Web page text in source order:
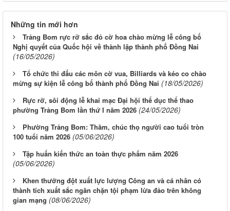
Những tin mới hơn
Trảng Bom rực rỡ sắc đỏ cờ hoa chào mừng lễ công bố
Nghị quyết của Quốc hội về thành lập thành phố Đồng Nai
(16/05/2026)
Tổ chức thi đấu các môn cờ vua, Billiards và kéo co chào
mừng sự kiện lễ công bố thành phố Đồng Nai (18/05/2026)
Rực rỡ, sôi động lễ khai mạc Đại hội thể dục thể thao
phường Trảng Bom lần thứ I năm 2026 (24/05/2026)
Phường Trảng Bom: Thăm, chúc thọ người cao tuổi tròn
100 tuổi năm 2026 (05/06/2026)
Tập huấn kiến thức an toàn thực phẩm năm 2026
(05/06/2026)
Khen thưởng đột xuất lực lượng Công an và cá nhân có
thành tích xuất sắc ngăn chặn tội phạm lừa đảo trên không
gian mạng (08/06/2026)